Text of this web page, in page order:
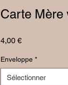
Carte Mère
4,00 €Prix
Enveloppe *
Sélectionner